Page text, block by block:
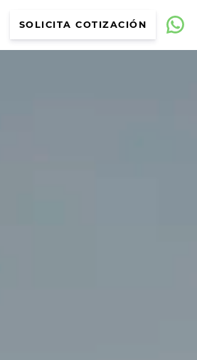
SOLICITA COTIZACIÓN